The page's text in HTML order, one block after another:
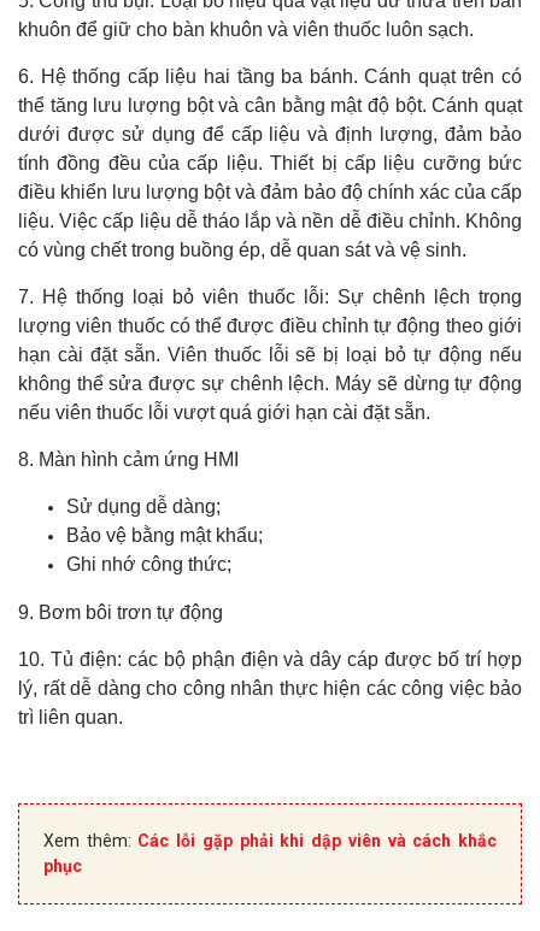
khuôn để giữ cho bàn khuôn và viên thuốc luôn sạch.
6. Hệ thống cấp liệu hai tầng ba bánh. Cánh quạt trên có
thể tăng lưu lượng bột và cân bằng mật độ bột. Cánh quạt
dưới được sử dụng để cấp liệu và định lượng, đảm bảo
tính đồng đều của cấp liệu. Thiết bị cấp liệu cưỡng bức
điều khiển lưu lượng bột và đảm bảo độ chính xác của cấp
liệu. Việc cấp liệu dễ tháo lắp và nền dễ điều chỉnh. Không
có vùng chết trong buồng ép, dễ quan sát và vệ sinh.
7. Hệ thống loại bỏ viên thuốc lỗi: Sự chênh lệch trọng
lượng viên thuốc có thể được điều chỉnh tự động theo giới
hạn cài đặt sẵn. Viên thuốc lỗi sẽ bị loại bỏ tự động nếu
không thể sửa được sự chênh lệch. Máy sẽ dừng tự động
nếu viên thuốc lỗi vượt quá giới hạn cài đặt sẵn.
8. Màn hình cảm ứng HMI
Sử dụng dễ dàng;
Bảo vệ bằng mật khẩu;
Ghi nhớ công thức;
9. Bơm bôi trơn tự động
10. Tủ điện: các bộ phận điện và dây cáp được bố trí hợp
lý, rất dễ dàng cho công nhân thực hiện các công việc bảo
trì liên quan.
Xem thêm: Các lỗi gặp phải khi dập viên và cách khắc
phục